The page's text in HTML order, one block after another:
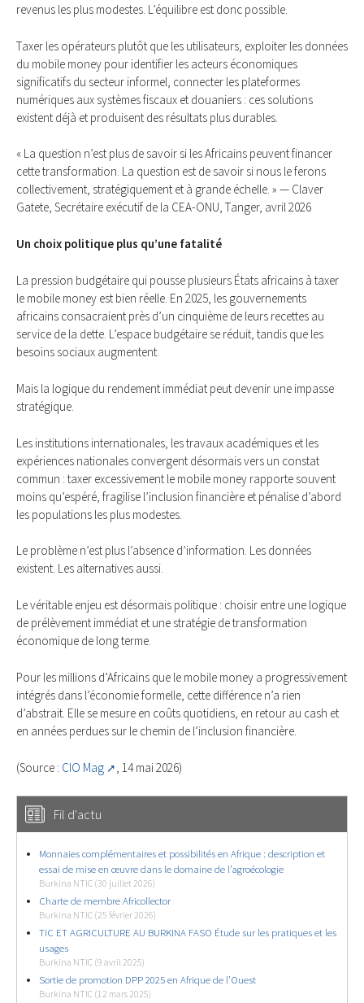
revenus les plus modestes. L’équilibre est donc possible.
Taxer les opérateurs plutôt que les utilisateurs, exploiter les données
du mobile money pour identifier les acteurs économiques
significatifs du secteur informel, connecter les plateformes
numériques aux systèmes fiscaux et douaniers : ces solutions
existent déjà et produisent des résultats plus durables.
« La question n’est plus de savoir si les Africains peuvent financer
cette transformation. La question est de savoir si nous le ferons
collectivement, stratégiquement et à grande échelle. » — Claver
Gatete, Secrétaire exécutif de la CEA-ONU, Tanger, avril 2026
Un choix politique plus qu’une fatalité
La pression budgétaire qui pousse plusieurs États africains à taxer
le mobile money est bien réelle. En 2025, les gouvernements
africains consacraient près d’un cinquième de leurs recettes au
service de la dette. L’espace budgétaire se réduit, tandis que les
besoins sociaux augmentent.
Mais la logique du rendement immédiat peut devenir une impasse
stratégique.
Les institutions internationales, les travaux académiques et les
expériences nationales convergent désormais vers un constat
commun : taxer excessivement le mobile money rapporte souvent
moins qu’espéré, fragilise l’inclusion financière et pénalise d’abord
les populations les plus modestes.
Le problème n’est plus l’absence d’information. Les données
existent. Les alternatives aussi.
Le véritable enjeu est désormais politique : choisir entre une logique
de prélèvement immédiat et une stratégie de transformation
économique de long terme.
Pour les millions d’Africains que le mobile money a progressivement
intégrés dans l’économie formelle, cette différence n’a rien
d’abstrait. Elle se mesure en coûts quotidiens, en retour au cash et
en années perdues sur le chemin de l’inclusion financière.
(Source : CIO Mag , 14 mai 2026)
Fil d'actu
Monnaies complémentaires et possibilités en Afrique : description et
essai de mise en œuvre dans le domaine de l’agroécologie
Burkina NTIC (30 juillet 2026)
Charte de membre Africollector
Burkina NTIC (25 février 2026)
TIC ET AGRICULTURE AU BURKINA FASO Étude sur les pratiques et les
usages
Burkina NTIC (9 avril 2025)
Sortie de promotion DPP 2025 en Afrique de l’Ouest
Burkina NTIC (12 mars 2025)